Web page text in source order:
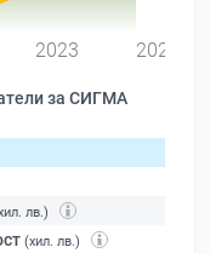
2023 2024
за СИГМА
лв.)
(хил. лв.)